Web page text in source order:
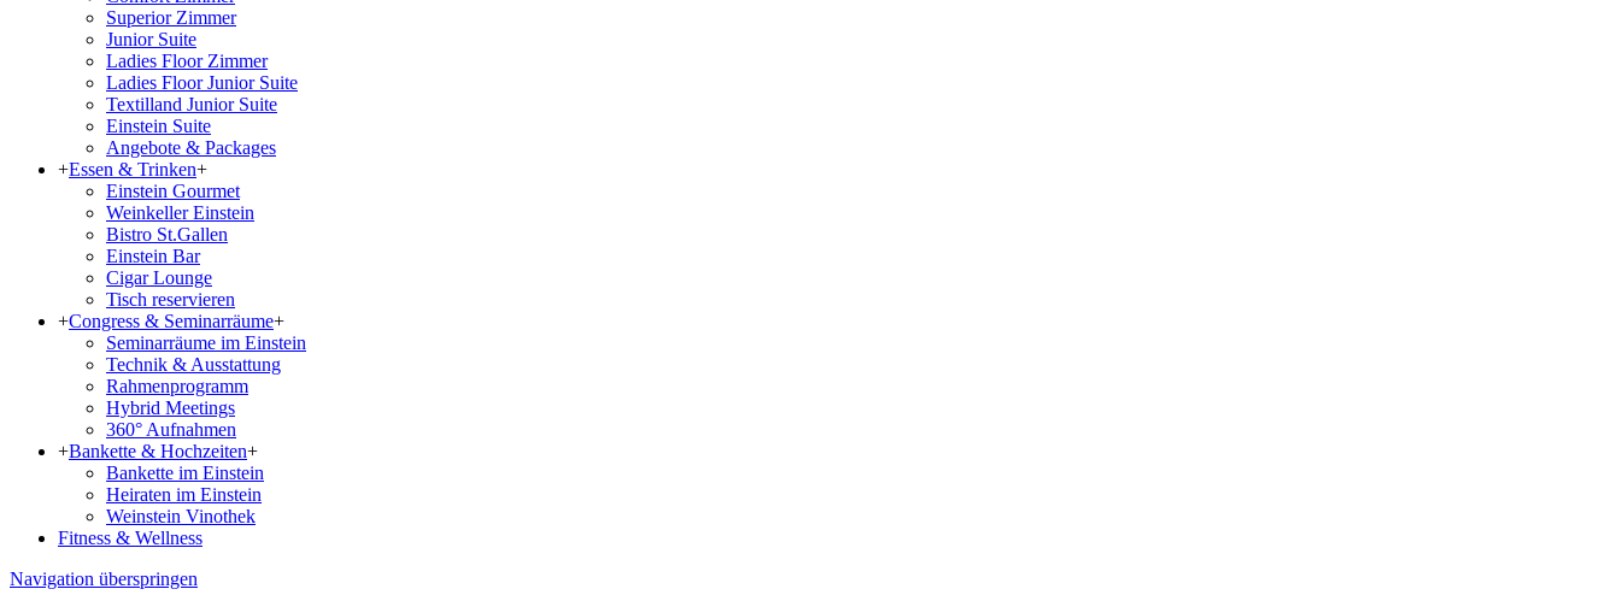
Superior Zimmer
Junior Suite
Ladies Floor Zimmer
Ladies Floor Junior Suite
Textilland Junior Suite
Einstein Suite
Angebote & Packages
+Essen & Trinken+
Einstein Gourmet
Weinkeller Einstein
Bistro St.Gallen
Einstein Bar
Cigar Lounge
Tisch reservieren
+Congress & Seminarräume+
Seminarräume im Einstein
Technik & Ausstattung
Rahmenprogramm
Hybrid Meetings
360° Aufnahmen
+Bankette & Hochzeiten+
Bankette im Einstein
Heiraten im Einstein
Weinstein Vinothek
Fitness & Wellness
Navigation überspringen